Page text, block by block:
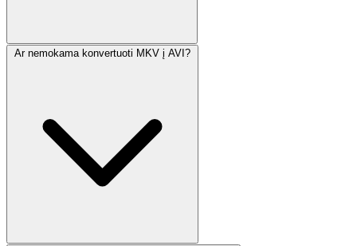
Ar nemokama konvertuoti MKV į AVI?